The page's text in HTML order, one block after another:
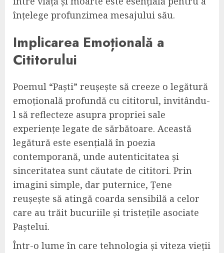
înțelege profunzimea mesajului său.
Implicarea Emoțională a
Cititorului
Poemul “Paști” reușește să creeze o legătură
emoțională profundă cu cititorul, invitându-
l să reflecteze asupra propriei sale
experiențe legate de sărbătoare. Această
legătură este esențială în poezia
contemporană, unde autenticitatea și
sinceritatea sunt căutate de cititori. Prin
imagini simple, dar puternice, Țene
reușește să atingă coarda sensibilă a celor
care au trăit bucuriile și tristețile asociate
Paștelui.
Într-o lume în care tehnologia și viteza vieții